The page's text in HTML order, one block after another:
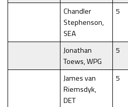
Chandler
Stephenson,
SEA
5
Jonathan
Toews, WPG
5
James van
Riemsdyk,
DET
5